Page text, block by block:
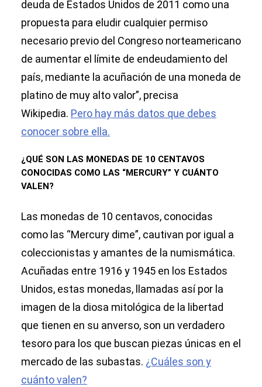
deuda de Estados Unidos de 2011 como una
propuesta para eludir cualquier permiso
necesario previo del Congreso norteamericano
de aumentar el límite de endeudamiento del
país, mediante la acuñación de una moneda de
platino de muy alto valor”, precisa
Wikipedia. Pero hay más datos que debes
conocer sobre ella.
¿QUÉ SON LAS MONEDAS DE 10 CENTAVOS
CONOCIDAS COMO LAS “MERCURY” Y CUÁNTO
VALEN?
Las monedas de 10 centavos, conocidas
como las “Mercury dime”, cautivan por igual a
coleccionistas y amantes de la numismática.
Acuñadas entre 1916 y 1945 en los Estados
Unidos, estas monedas, llamadas así por la
imagen de la diosa mitológica de la libertad
que tienen en su anverso, son un verdadero
tesoro para los que buscan piezas únicas en el
mercado de las subastas. ¿Cuáles son y
cuánto valen?